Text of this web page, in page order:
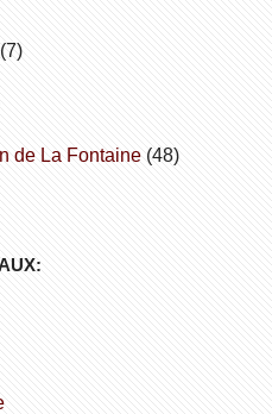
de La Fontaine(48)